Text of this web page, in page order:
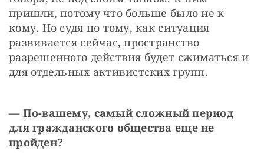
пришли, потому что больше было не к
кому. Но судя по тому, как ситуация
развивается сейчас, пространство
разрешенного действия будет сжиматься и
для отдельных активистских групп.
— По-вашему, самый сложный период
для гражданского общества еще не
пройден?